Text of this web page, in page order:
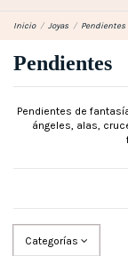
Inicio Joyas Pendientes
Pendientes
Pendientes de
ángeles, alas,
Categorías